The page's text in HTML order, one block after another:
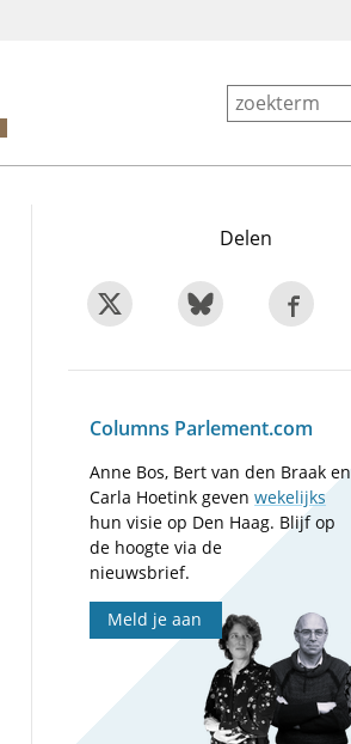
Delen
Columns Parlement.com
Anne Bos, Bert van den Braak en
Carla Hoetink gevenwekelijks
hun visie op Den Haag. Blijf op
de hoogte via de
nieuwsbrief.
Meld je aan